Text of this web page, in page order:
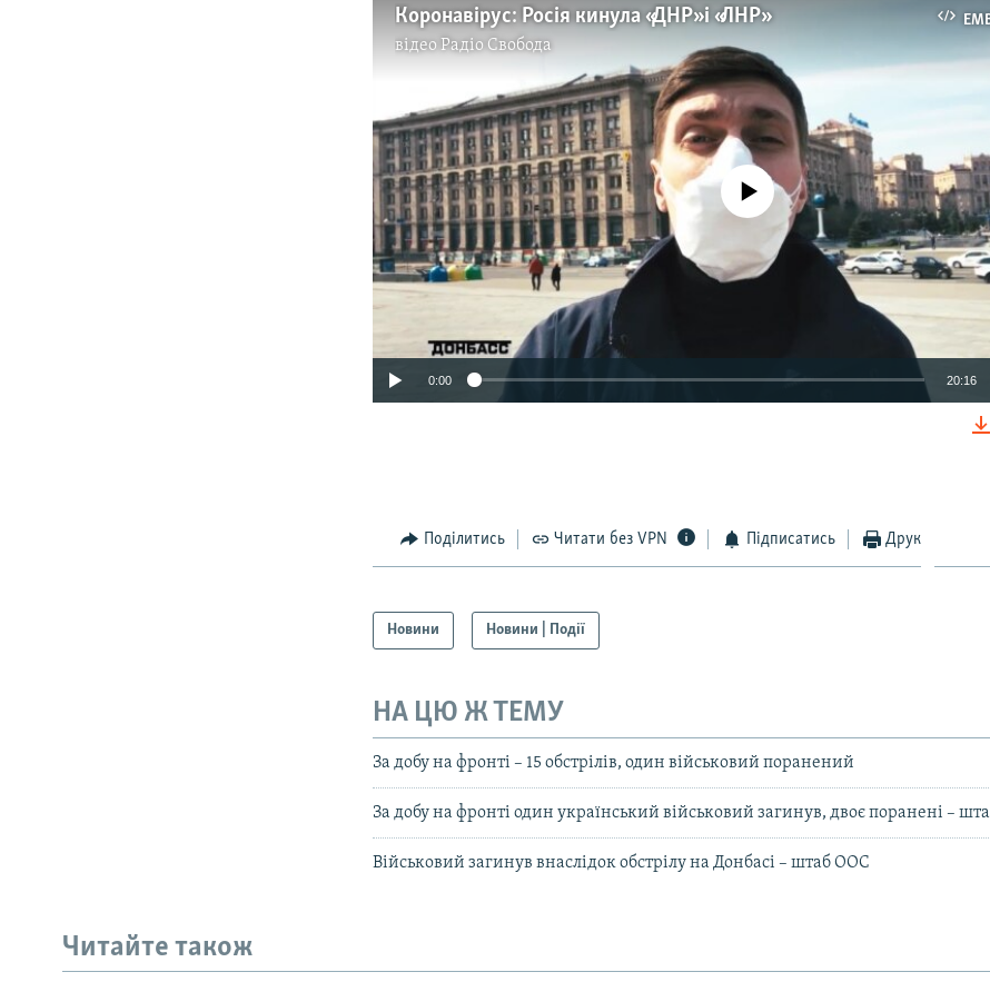
Коронавірус: Росія кинула «ДНР» і «ЛНР»
відеоРадіо Свобода
Auto 270p 360p 404p
No media source currently available
0:00 20:16
Поділитись Читати без VPN Підписатись Друк
Новини Новини | Події
НА ЦЮ Ж ТЕМУ
За добу на фронті – 15 обстрілів, один військовий поранений
За добу на фронті один український військовий загинув, двоє поранені –
Військовий загинув внаслідок обстрілу на Донбасі – штаб ООС
Читайте також